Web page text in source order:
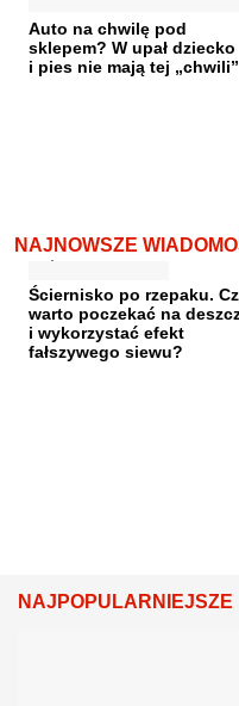
Auto na chwilę pod
sklepem? W upał dziecko
i pies nie mają tej „chwili”
NAJNOWSZE
Ściernisko po rzepaku.
warto poczekać na
i wykorzystać efekt
fałszywego siewu?
NAJPOPULARNIEJSZE